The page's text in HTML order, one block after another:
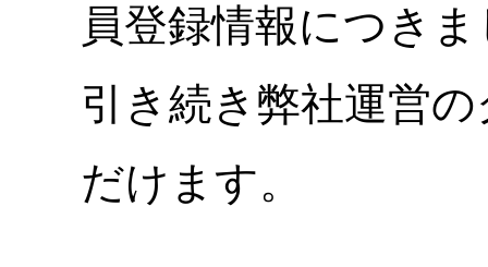
員登録情報につき
引き続き弊社運営
だけます。